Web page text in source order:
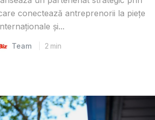
conectează antreprenorii la piețe
și...
Team 2 min